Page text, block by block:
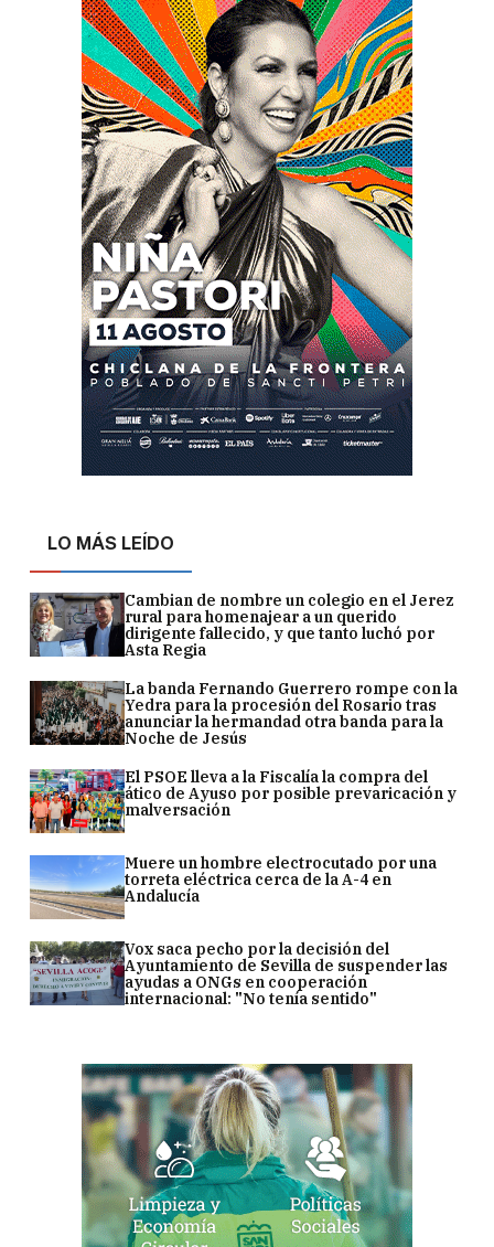
LO MÁS LEÍDO
Cambian de nombre un colegio en el Jerez
rural para homenajear a un querido
dirigente fallecido, y que tanto luchó por
Asta Regia
La banda Fernando Guerrero rompe con la
Yedra para la procesión del Rosario tras
anunciar la hermandad otra banda para la
Noche de Jesús
El PSOE lleva a la Fiscalía la compra del
ático de Ayuso por posible prevaricación y
malversación
Muere un hombre electrocutado por una
torreta eléctrica cerca de la A-4 en
Andalucía
Vox saca pecho por la decisión del
Ayuntamiento de Sevilla de suspender las
ayudas a ONGs en cooperación
internacional: "No tenía sentido"